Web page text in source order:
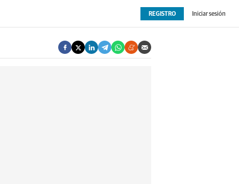
OPINIÓN EXTRAS
REGISTRO Iniciar sesión